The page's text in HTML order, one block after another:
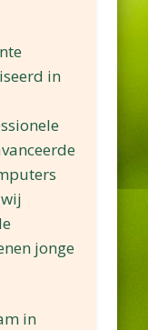
in
jonge
in